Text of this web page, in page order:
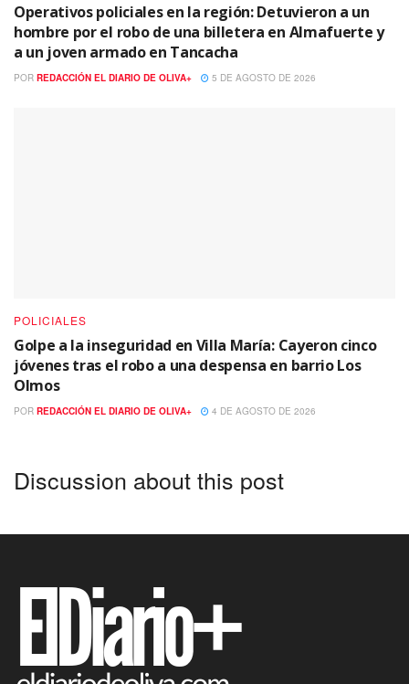
Operativos policiales en la región: Detuvieron a un
hombre por el robo de una billetera en Almafuerte y
a un joven armado en Tancacha
POR REDACCIÓN EL DIARIO DE OLIVA+ 5 DE AGOSTO DE 2026
POLICIALES
Golpe a la inseguridad en Villa María: Cayeron cinco
jóvenes tras el robo a una despensa en barrio Los
Olmos
POR REDACCIÓN EL DIARIO DE OLIVA+ 4 DE AGOSTO DE 2026
Discussion about this post